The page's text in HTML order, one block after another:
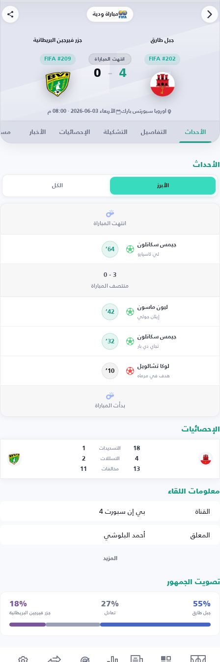
مباراة ودية
جبل طارق
FIFA #202
4
انتهت المباراة
0
جزر فيرجين البريطانية
FIFA #209
أوروبا سبورتس بارك الأربعاء 03-06-2026 · 08:00 م
الأحداث التفاصيل التشكيلة الإحصائيات الأخبار
الأحداث
الأبرز الكل
انتهت المباراة
جيمس سكانلون
لي كاسيارو 64’
3 - 0
منتصف المباراة
ليون ماسون
إيثان جولي 42’
جيمس سكانلون
تجاي دي بار 32’
لوكا تشالويل
هدف في مرماه 10’
بدأت المباراة
الإحصائيات
18 التسديدات
1
4
التسللات
2
13
مخالفات 11
معلومات اللقاء
القناة
بي إن سبورت 4
المعلق
أحمد البلوشي
المزيد
تصويت الجمهور
55%
جبل طارق
27%
تعادل
18%
جزر فيرجين البريطانية